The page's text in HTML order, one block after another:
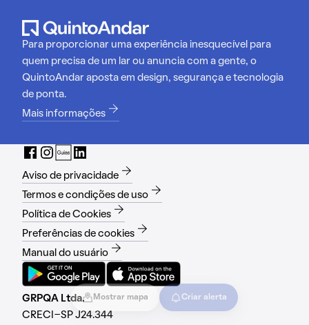
Mostrar mapa Criar alerta
Para proporcionar uma experiência inesquecível para
quem precisa de um lar ou anuncia com a gente, o
QuintoAndar aposta em design, segurança e tecnologia
de ponta.
Mais informações
Aviso de privacidade
Termos e condições de uso
Política de Cookies
Preferências de cookies
Manual do usuário
GRPQA Ltda.
CRECI-SP J24.344